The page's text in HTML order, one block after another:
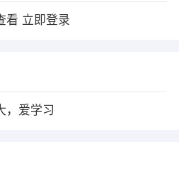
看 立即登录
，爱学习